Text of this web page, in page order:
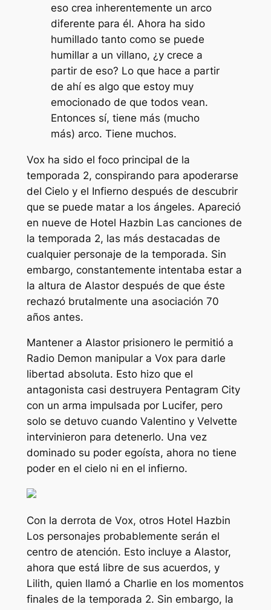
eso crea inherentemente un arco
diferente para él. Ahora ha sido
humillado tanto como se puede
humillar a un villano, ¿y crece a
partir de eso? Lo que hace a partir
de ahí es algo que estoy muy
emocionado de que todos vean.
Entonces sí, tiene más (mucho
más) arco. Tiene muchos.
Vox ha sido el foco principal de la
temporada 2, conspirando para apoderarse
del Cielo y el Infierno después de descubrir
que se puede matar a los ángeles. Apareció
en nueve de Hotel Hazbin Las canciones de
la temporada 2, las más destacadas de
cualquier personaje de la temporada. Sin
embargo, constantemente intentaba estar a
la altura de Alastor después de que éste
rechazó brutalmente una asociación 70
años antes.
Mantener a Alastor prisionero le permitió a
Radio Demon manipular a Vox para darle
libertad absoluta. Esto hizo que el
antagonista casi destruyera Pentagram City
con un arma impulsada por Lucifer, pero
solo se detuvo cuando Valentino y Velvette
intervinieron para detenerlo. Una vez
dominado su poder egoísta, ahora no tiene
poder en el cielo ni en el infierno.
Con la derrota de Vox, otros Hotel Hazbin
Los personajes probablemente serán el
centro de atención. Esto incluye a Alastor,
ahora que está libre de sus acuerdos, y
Lilith, quien llamó a Charlie en los momentos
finales de la temporada 2. Sin embargo, la